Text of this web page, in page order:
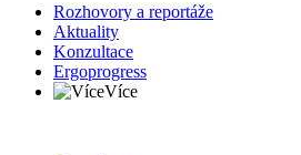
Rozhovory a reportáže
Aktuality
Konzultace
Ergoprogress
Více